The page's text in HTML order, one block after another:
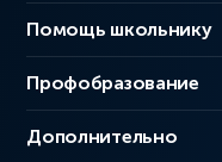
Помощь школьнику
Профобразование
Дополнительно